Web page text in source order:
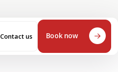
Contact us Book now